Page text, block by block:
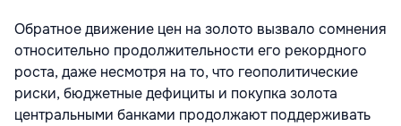
Обратное движение цен на золото вызвало сомнения
относительно продолжительности его рекордного
роста, даже несмотря на то, что геополитические
риски, бюджетные дефициты и покупка золота
центральными банками продолжают поддерживать